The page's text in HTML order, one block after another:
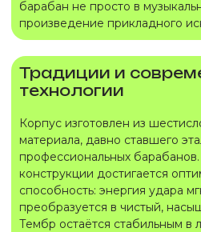
барабан не просто в
произведение прикладного
Традиции и
технологии
Корпус изготовлен из
материала, давно ставшего
профессиональных
конструкции достигается
способность: энергия удара
преобразуется в чистый,
Тембр остаётся стабильным в